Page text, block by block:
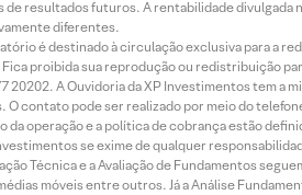
de resultados futuros. A rentabilidade divulgada
diferentes.
é destinado à circulação exclusiva para a
Fica proibida sua reprodução ou redistribuição
20202. A Ouvidoria da XP Investimentos tem a
O contato pode ser realizado por meio do
da operação e a política de cobrança estão
se exime de qualquer
Técnica e a Avaliação de Fundamentos
móveis entre outros. Já a Análise